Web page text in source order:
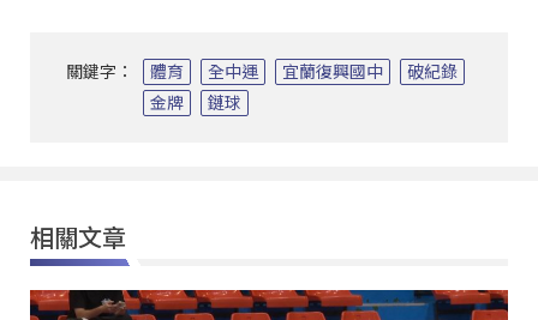
關鍵字： 體育 全中運 宜蘭復興國中
破紀錄
金牌
鏈球
相關文章